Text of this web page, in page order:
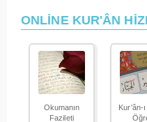
ONLİNE KUR'ÂN
Okumanın
Fazileti
Kur'ân-